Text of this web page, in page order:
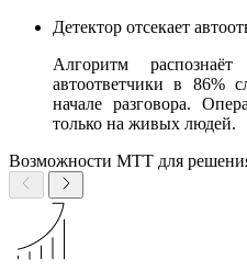
Детектор отсекает
Алгоритм
автоответчики в 86%
начале разговора.
только на живых людей.
Возможности МТТ для